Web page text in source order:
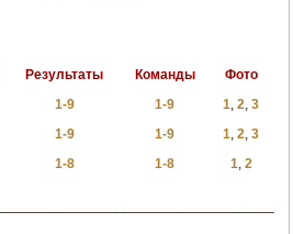
Результаты Команды
Фото
1-9 1-9 1, 2, 3
1-9 1-9 1, 2, 3
1-8 1-8 1, 2